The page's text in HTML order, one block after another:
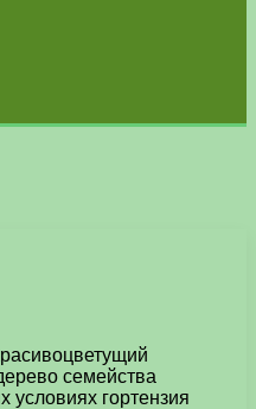
семейства
условиях гортензия